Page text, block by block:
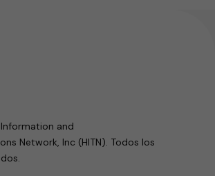
and
Network, Inc (HITN). Todos los